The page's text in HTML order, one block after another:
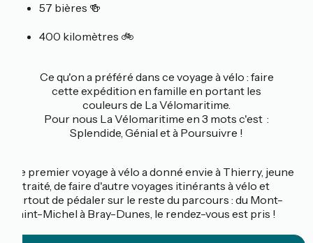
57 bières 🍻
400 kilomètres 🚲
Ce qu'on a préféré dans ce voyage à vélo : faire
cette expédition en famille en portant les
couleurs de La Vélomaritime.
Pour nous La Vélomaritime en 3 mots c'est :
Splendide, Génial et à Poursuivre !
Ce premier voyage à vélo a donné envie à Thierry, jeune
retraité, de faire d'autre voyages itinérants à vélo et
surtout de pédaler sur le reste du parcours : du Mont-
Saint-Michel à Bray-Dunes, le rendez-vous est pris !